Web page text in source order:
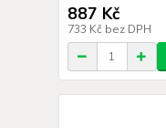
887 Kč
733 Kč bez DPH